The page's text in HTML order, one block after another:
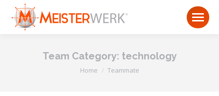
Team Category: technology
You are here:
Home Teammate